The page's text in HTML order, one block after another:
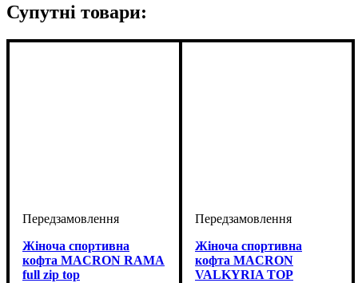
Супутні товари:
Жіноча спортивна
кофта MACRON RAMA
full zip top
Жіноча спортивна
кофта MACRON
VALKYRIA TOP